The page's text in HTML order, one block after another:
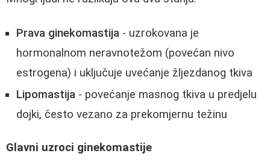
Prava ginekomastija - uzrokovana je
hormonalnom neravnotežom (povećan nivo
estrogena) i uključuje uvećanje žljezdanog tkiva
Lipomastija - povećanje masnog tkiva u predjelu
dojki, često vezano za prekomjernu težinu
Glavni uzroci ginekomastije